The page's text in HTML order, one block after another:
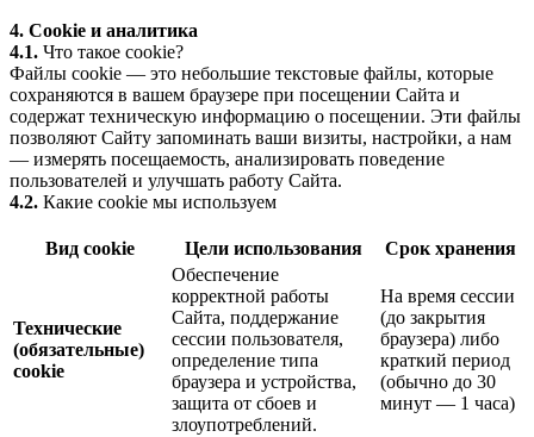
4. Cookie и аналитика
4.1. Что такое cookie?
Файлы cookie — это небольшие текстовые файлы, которые
сохраняются в вашем браузере при посещении Сайта и
содержат техническую информацию о посещении. Эти файлы
позволяют Сайту запоминать ваши визиты, настройки, а нам
— измерять посещаемость, анализировать поведение
пользователей и улучшать работу Сайта.
4.2. Какие cookie мы используем
Вид cookie Цели использования Срок хранения
Технические
(обязательные)
cookie
Обеспечение
корректной работы
Сайта, поддержание
сессии пользователя,
определение типа
браузера и устройства,
защита от сбоев и
злоупотреблений.
На время сессии
(до закрытия
браузера) либо
краткий период
(обычно до 30
минут — 1 часа)